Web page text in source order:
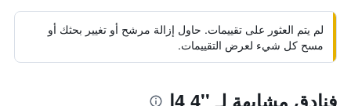
لم يتم العثور على تقييمات. حاول إزالة مرشح أو تغيير بحثك أو
مسح كل شيء لعرض التقييمات.
فنادق مشابهة لـ ''4 4إ